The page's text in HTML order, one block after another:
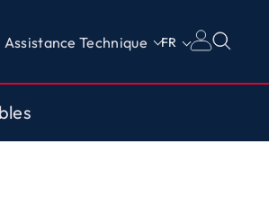
Assistance Technique FR